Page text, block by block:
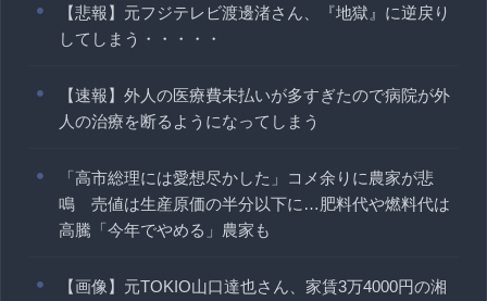
【悲報】元フジテレビ渡邊渚さん、『地獄』に逆戻り
してしまう・・・・・
【速報】外人の医療費未払いが多すぎたので病院が外
人の治療を断るようになってしまう
「高市総理には愛想尽かした」コメ余りに農家が悲
鳴 売値は生産原価の半分以下に…肥料代や燃料代は
高騰「今年でやめる」農家も
【画像】元TOKIO山口達也さん、家賃3万4000円の湘